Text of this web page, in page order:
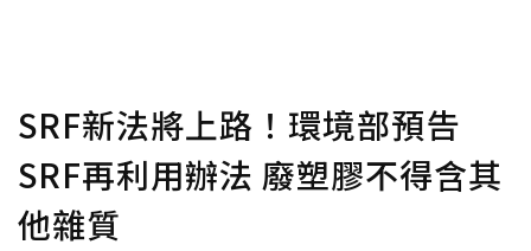
SRF新法將上路！環境部預告
SRF再利用辦法 廢塑膠不得含其
他雜質